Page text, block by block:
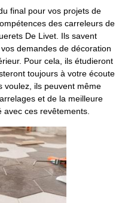
final pour vos projets de
des carreleurs de
De Livet. Ils savent
demandes de décoration
Pour cela, ils étudieront
toujours à votre écoute
voulez, ils peuvent même
et de la meilleure
ces revêtements.